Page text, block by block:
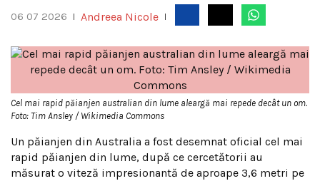
06 07 2026 Andreea Nicole
Cel mai rapid păianjen australian din lume aleargă mai repede decât un om.
Foto: Tim Ansley / Wikimedia Commons
Un păianjen din Australia a fost desemnat oficial cel mai
rapid păianjen din lume, după ce cercetătorii au
măsurat o viteză impresionantă de aproape 3,6 metri pe